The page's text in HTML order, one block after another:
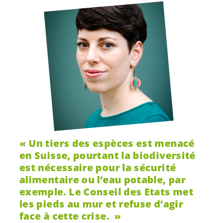
Un tiers des espèces est menacé
en Suisse, pourtant la biodiversité
est nécessaire pour la sécurité
alimentaire ou l’eau potable, par
exemple. Le Conseil des Etats met
les pieds au mur et refuse d’agir
face à cette crise.